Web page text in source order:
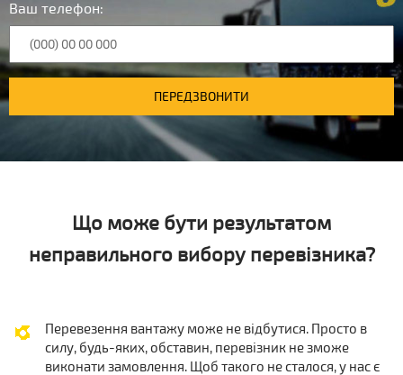
Ваш телефон:
ПЕРЕДЗВОНИТИ
Що може бути результатом
неправильного вибору перевізника?
Перевезення вантажу може не відбутися. Просто в
силу, будь-яких, обставин, перевізник не зможе
виконати замовлення. Щоб такого не сталося, у нас є